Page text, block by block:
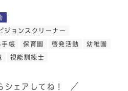
ジョンスクリーナー
手帳 保育園 啓発活動 幼稚園
視能訓練士
シェアしてね！